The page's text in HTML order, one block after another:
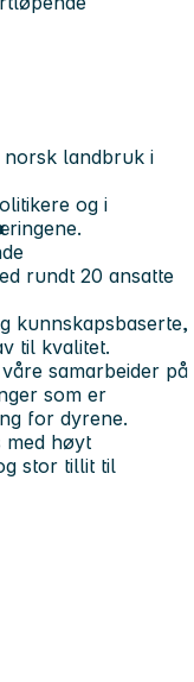
landbruk i
og i
rundt 20 ansatte
kunnskapsbaserte,
til kvalitet.
samarbeider på
som er
for dyrene.
med høyt
stor tillit til